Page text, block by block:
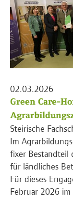
02.03.2026
Green Care-
Steirische
Im
fixer Bestandteil
für ländliches
Für dieses
Februar 2026